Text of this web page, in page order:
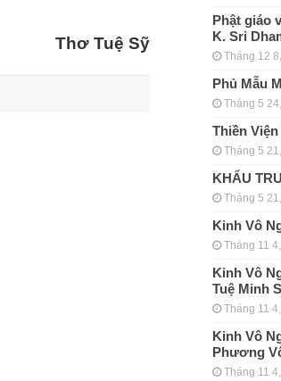
Thơ Tuệ Sỹ
Phật giáo
K. Sri
Tháng 12
Phủ Mẫu
Tháng 5
Thiền
Tháng 5
KHẨU
Tháng 5
Kinh Vô
Tháng 11
Kinh Vô
Tuệ Minh
Tháng 11
Kinh Vô
Phương
Tháng 11